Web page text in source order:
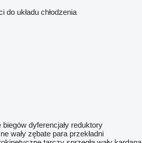
do układu chłodzenia
biegów dyferencjały reduktory
wały zębate para przekładni